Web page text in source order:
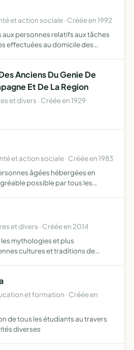
et action sociale · Créée en 1992
personnes relatifs aux tâches
effectuées au domicile des
Anciens Du Genie De
Et De La Region
et divers · Créée en 1929
et action sociale · Créée en 1983
âgées hébergées en
possible par tous les
et divers · Créée en 2014
mythologies et plus
cultures et traditions de
et formation · Créée en
de tous les étudiants au travers
diverses